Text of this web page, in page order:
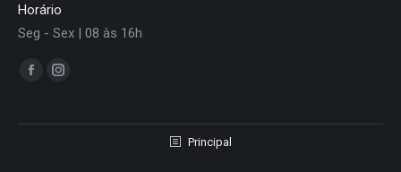
Horário
Seg - Sex | 08 às 16h
Encontre-nos em:
Facebook
opens
Instagram
opens
Principal